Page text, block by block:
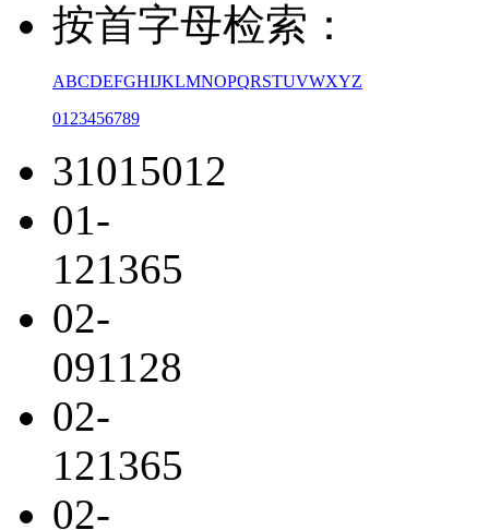
按首字母检索：
ABCDEFGHIJKLMNOPQRSTUVWXYZ
01 23456789
31015012
01-
121365
02-
091128
02-
121365
02-